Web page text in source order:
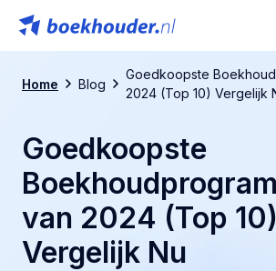
Home Blog
Goedkoopste
2024 (Top 10) Vergelijk
Goedkoopste
van 2024 (Top 10)
Vergelijk Nu